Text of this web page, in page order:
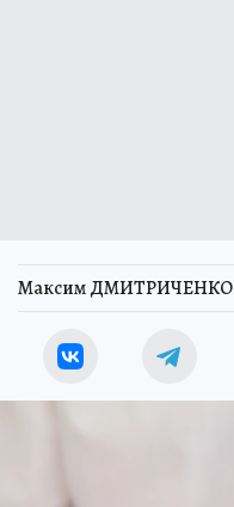
Максим ДМИТРИЧЕНКО